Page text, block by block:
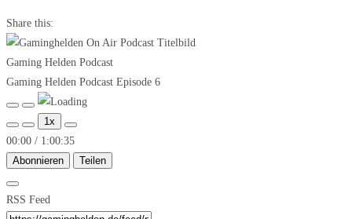
Share this:
Gaming Helden Podcast
Gaming Helden Podcast Episode 6
Play
Episode
Pause
Episode
1x
00:00 / 1:00:35
Abonnieren
Teilen
RSS Feed